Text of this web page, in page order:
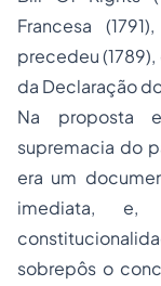
Francesa
precedeu
da Declaração
Na proposta
supremacia do
era um
imediata, e,
sobrepôs o